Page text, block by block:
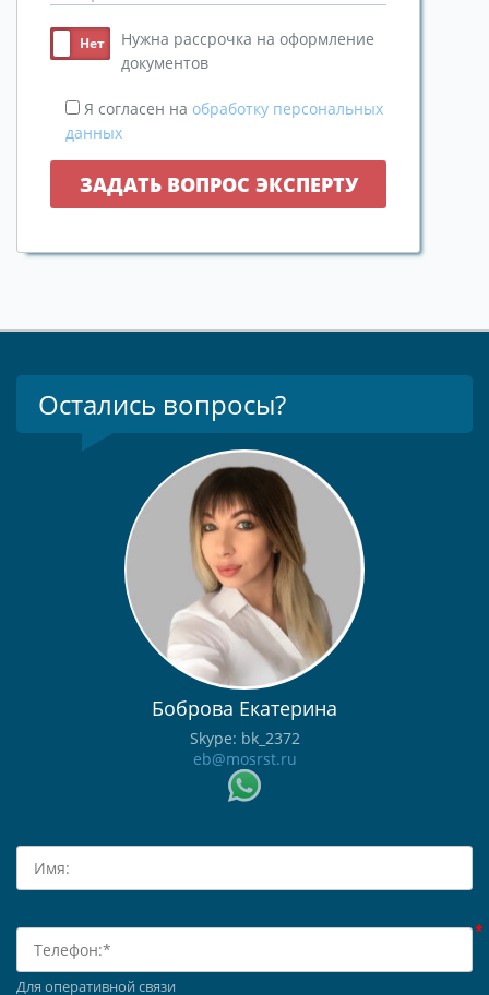
Нужна рассрочка на оформление
документов
Я согласен на обработку персональных
данных
Остались вопросы?
Боброва Екатерина
Skype: bk_2372
eb@mosrst.ru
Для оперативной связи